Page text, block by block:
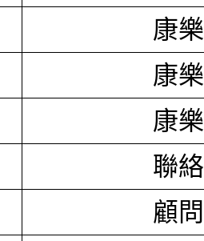
康樂
康樂
康樂
聯絡
顧問